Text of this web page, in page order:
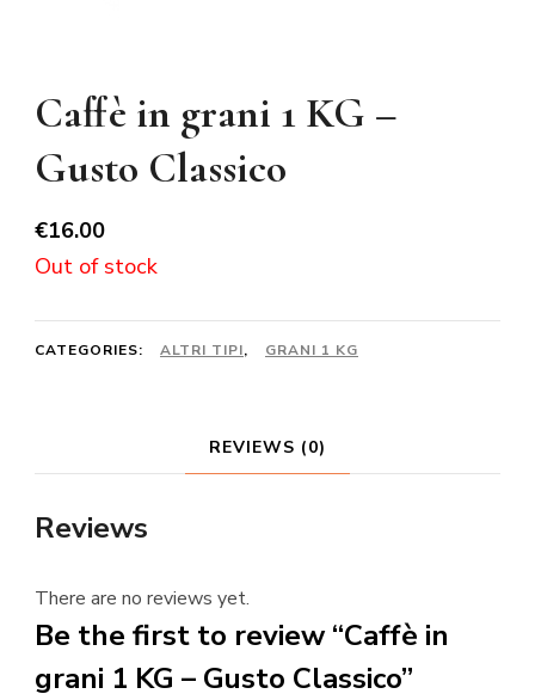
Caffè in grani 1 KG –
Gusto Classico
€16.00
Out of stock
CATEGORIES: ALTRI TIPI, GRANI 1 KG
REVIEWS (0)
Reviews
There are no reviews yet.
Be the first to review “Caffè in
grani 1 KG – Gusto Classico”